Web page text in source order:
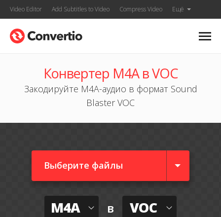
Video Editor Add Subtitles to Video Compress Video Ещё
Конвертер M4A в VOC
Закодируйте M4A-аудио в формат Sound
Blaster VOC
Выберите файлы
M4A в VOC